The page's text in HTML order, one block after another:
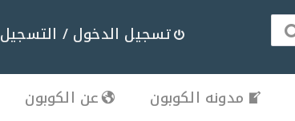
تسجيل الدخول / التسجيل
مدونه الكوبون عن الكوبون